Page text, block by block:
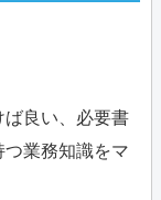
良い、必要書
業務知識をマ